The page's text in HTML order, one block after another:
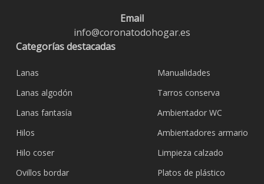
Email
info@coronatodohogar.es
Categorías destacadas
Lanas
Lanas algodón
Lanas fantasía
Hilos
Hilo coser
Ovillos bordar
Manualidades
Tarros conserva
Ambientador WC
Ambientadores armario
Limpieza calzado
Platos de plástico